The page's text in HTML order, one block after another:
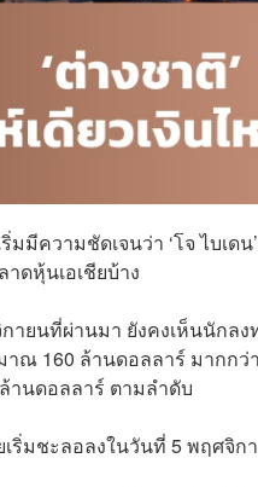
มมีความชัดเจนว่า ‘โจ ไบเด
ดหุ้นเอเชียบ้าง
ายนที่ผ่านมา ยังคงเห็นนักล
ณ 160 ล้านดอลลาร์ มากกว่
านดอลลาร์ ตามลำดับ
เริ่มชะลอลงในวันที่ 5 พฤศจิ